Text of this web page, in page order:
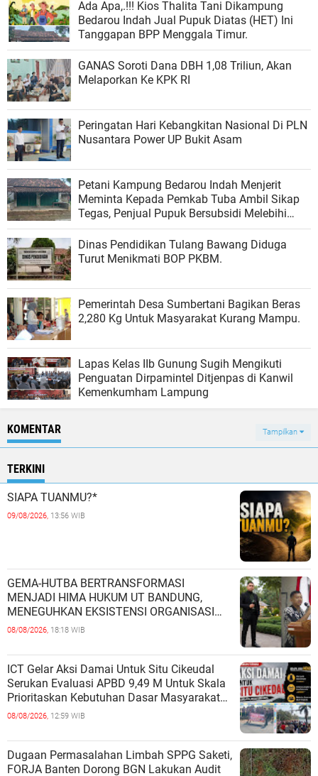
Ada Apa,.!!! Kios Thalita Tani Dikampung
Bedarou Indah Jual Pupuk Diatas (HET) Ini
Tanggapan BPP Menggala Timur.
GANAS Soroti Dana DBH 1,08 Triliun, Akan
Melaporkan Ke KPK RI
Peringatan Hari Kebangkitan Nasional Di PLN
Nusantara Power UP Bukit Asam
Petani Kampung Bedarou Indah Menjerit
Meminta Kepada Pemkab Tuba Ambil Sikap
Tegas, Penjual Pupuk Bersubsidi Melebihi
HET.
Dinas Pendidikan Tulang Bawang Diduga
Turut Menikmati BOP PKBM.
Pemerintah Desa Sumbertani Bagikan Beras
2,280 Kg Untuk Masyarakat Kurang Mampu.
Lapas Kelas IIb Gunung Sugih Mengikuti
Penguatan Dirpamintel Ditjenpas di Kanwil
Kemenkumham Lampung
KOMENTAR Tampilkan
TERKINI
SIAPA TUANMU?*
09/08/2026, 13:56 WIB
GEMA-HUTBA BERTRANSFORMASI
MENJADI HIMA HUKUM UT BANDUNG,
MENEGUHKAN EKSISTENSI ORGANISASI
MAHASISWA HUKUM UNIVERSITAS
08/08/2026, 18:18 WIB
ICT Gelar Aksi Damai Untuk Situ Cikeudal
Serukan Evaluasi APBD 9,49 M Untuk Skala
Prioritaskan Kebutuhan Dasar Masyarakat
Belum Saat nya Butuh Kawasa
08/08/2026, 12:59 WIB
Dugaan Permasalahan Limbah SPPG Saketi,
FORJA Banten Dorong BGN Lakukan Audit